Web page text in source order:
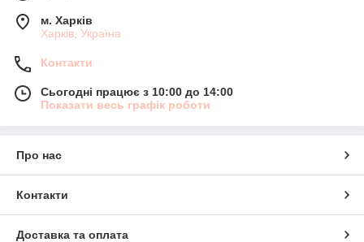
м. Харків
Харків, Україна
Контакти
Сьогодні працює з 10:00 до 14:00
Показати весь графік роботи
Про нас
Контакти
Доставка та оплата